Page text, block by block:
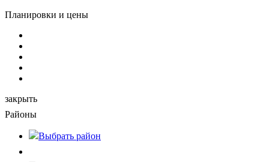
Планировки и цены
закрыть
Районы
Выбрать район